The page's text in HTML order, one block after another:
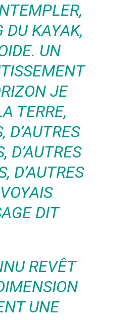
DU KAYAK,
UN
JE
TERRE,
D’AUTRES
D’AUTRES
D’AUTRES
DIT
REVÊT
UNE